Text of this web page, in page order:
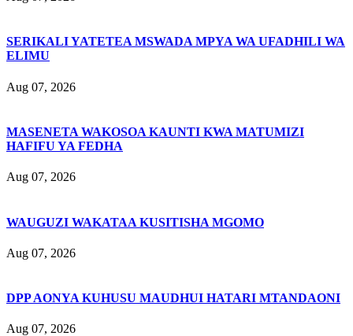
SERIKALI YATETEA MSWADA MPYA WA UFADHILI WA
ELIMU
Aug 07, 2026
MASENETA WAKOSOA KAUNTI KWA MATUMIZI
HAFIFU YA FEDHA
Aug 07, 2026
WAUGUZI WAKATAA KUSITISHA MGOMO
Aug 07, 2026
DPP AONYA KUHUSU MAUDHUI HATARI MTANDAONI
Aug 07, 2026